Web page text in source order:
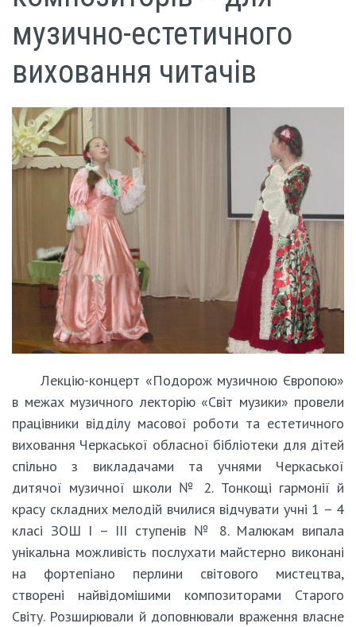
музично-естетичного
виховання читачів
Лекцію-концерт «Подорож музичною Європою»
в межах музичного лекторію «Світ музики» провели
працівники відділу масової роботи та естетичного
виховання Черкаської обласної бібліотеки для дітей
спільно з викладачами та учнями Черкаської
дитячої музичної школи № 2. Тонкощі гармонії й
красу складних мелодій вчилися відчувати учні 1 – 4
класі ЗОШ І – ІІІ ступенів № 8. Малюкам випала
унікальна можливість послухати майстерно виконані
на фортепіано перлини світового мистецтва,
створені найвідомішими композиторами Старого
Світу. Розширювали й доповнювали враження власне